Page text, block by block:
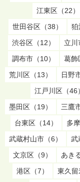
江東区（22）
世田谷区（38）
狛
渋谷区（12）
立川
調布市（10）
葛飾
荒川区（13）
日野
江戸川区（46）
墨田区（19）
三鷹
台東区（14）
多
武蔵村山市（6）
武
文京区（9）
あき
港区（7）
東久留